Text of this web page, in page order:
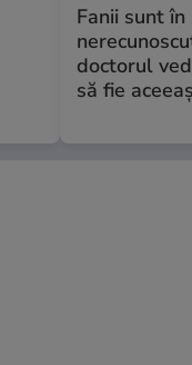
Fanii sunt în
doctorul
să fie